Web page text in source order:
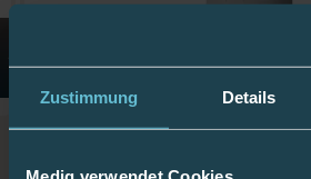
Zustimmung Details